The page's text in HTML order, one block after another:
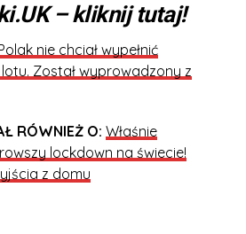
– kliknij tutaj!
nie chciał wypełnić
Został wyprowadzony z
RÓWNIEŻ O: Właśnie
lockdown na świecie!
z domu